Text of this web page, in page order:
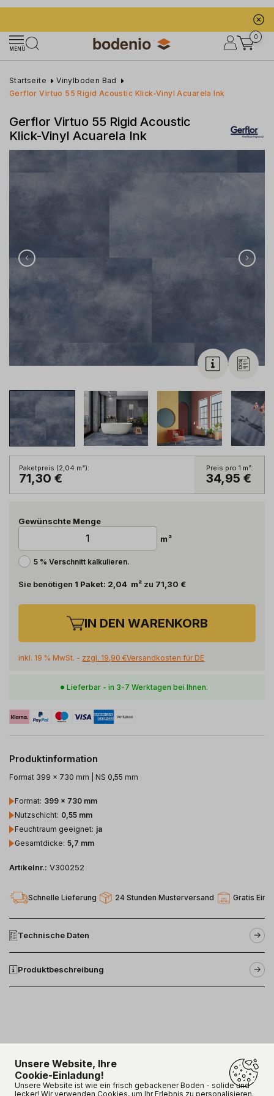
Unsere Website, Ihre
Cookie-Einladung!
Unsere Website ist wie ein frisch gebackener Boden - solide und
lecker! Wir verwenden Cookies, um Ihr Erlebnis zu personalisieren.
MENÜ
0
Startseite
Vinylboden Bad
Gerflor Virtuo 55 Rigid Acoustic Klick-Vinyl Acuarela Ink
Gerflor Virtuo 55 Rigid Acoustic
Klick-Vinyl Acuarela Ink
Paketpreis (2,04 m²):
71,30 €
Preis pro 1 m²:
34,95 €
Gewünschte Menge
m²
5 % Verschnitt kalkulieren.
Sie benötigen 1 Paket: 2,04 m² zu 71,30 €
IN DEN WARENKORB
inkl. 19 % MwSt. - zzgl. 19,90 €Versandkosten für DE
Lieferbar - in 3-7 Werktagen bei Ihnen.
Produktinformation
Format 399 x 730 mm | NS 0,55 mm
Format: 399 x 730 mm
Nutzschicht: 0,55 mm
Feuchtraum geeignet: ja
Gesamtdicke: 5,7 mm
Artikelnr.: V300252
Schnelle Lieferung 24 Stunden Musterversand Gratis
Technische Daten
Produktbeschreibung
Unsere Kunden sind